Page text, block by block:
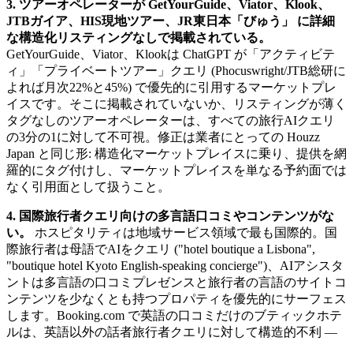
3. ツアーオペレーターが GetYourGuide、Viator、Klook、
JTBガイア、HIS現地ツアー、JR東日本「びゅう」 に詳細
な構造化リスティングなしで掲載されている。
GetYourGuide、Viator、Klookは ChatGPT が「アクティビテ
ィ」「プライベートツアー」クエリ (Phocuswright/JTB総研に
よれば月次22%と45%) で優先的に引用するマーケットプレ
イスです。そこに掲載されていないか、リスティングが薄く
タグなしのツアーオペレーターは、すべての旅行AIクエリ
の3分の1に対して不可視。修正は業者にとっての Houzz
Japan と同じ形: 構造化マーケットプレイスに乗り、提供を網
羅的にタグ付けし、マーケットプレイスを単なる予約面では
なく引用面として扱うこと。
4. 国際旅行者クエリ向けの多言語口コミやコンテンツがな
い。
ホスピタリティは地域サービス領域で最も国際的。国
際旅行者は母語でAIをクエリ ("hotel boutique a Lisbona",
"boutique hotel Kyoto English-speaking concierge")、AIアシスタ
ントは多言語の口コミプレゼンスと旅行者の言語のサイトコ
ンテンツを少なくとも持つプロパティを優先的にサーフェス
します。Booking.com で英語の口コミだけのブティックホテ
ルは、英語以外の話者旅行者クエリに対して構造的不利 —